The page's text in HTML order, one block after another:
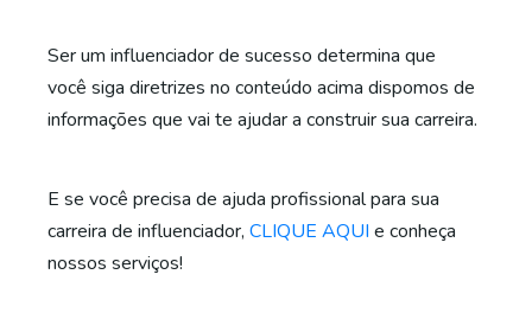
Ser um influenciador de sucesso determina que
você siga diretrizes no conteúdo acima dispomos de
informações que vai te ajudar a construir sua carreira.
E se você precisa de ajuda profissional para sua
carreira de influenciador, CLIQUE AQUI e conheça
nossos serviços!